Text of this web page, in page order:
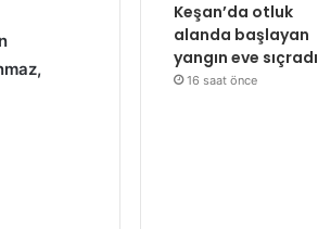
Keşan’da otluk
alanda başlayan
yangın eve sıçradı
16 saat önce